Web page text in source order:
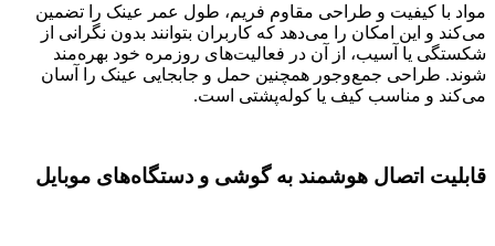
مواد با کیفیت و طراحی مقاوم فریم، طول عمر عینک را تضمین
می‌کند و این امکان را می‌دهد که کاربران بتوانند بدون نگرانی از
شکستگی یا آسیب، از آن در فعالیت‌های روزمره خود بهره‌مند
شوند. طراحی جمع‌وجور همچنین حمل و جابجایی عینک را آسان
می‌کند و مناسب کیف یا کوله‌پشتی است.
قابلیت اتصال هوشمند به گوشی و دستگاه‌های موبایل